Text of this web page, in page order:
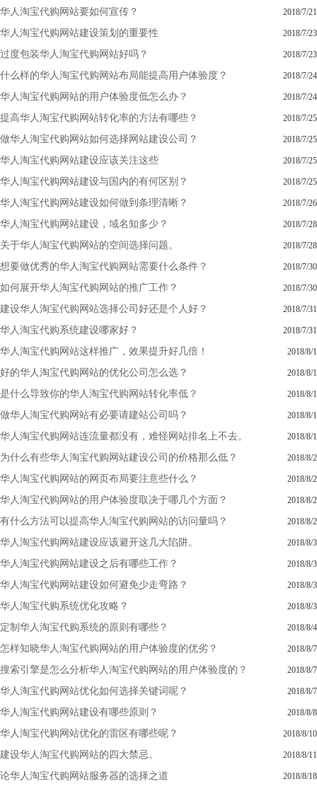
华人淘宝代购网站要如何宣传？ 2018/7/21
华人淘宝代购网站建设策划的重要性 2018/7/23
过度包装华人淘宝代购网站好吗？ 2018/7/23
什么样的华人淘宝代购网站布局能提高用户体验度？ 2018/7/24
华人淘宝代购网站的用户体验度低怎么办？ 2018/7/24
提高华人淘宝代购网站转化率的方法有哪些？ 2018/7/25
做华人淘宝代购网站如何选择网站建设公司？ 2018/7/25
华人淘宝代购网站建设应该关注这些 2018/7/25
华人淘宝代购网站建设与国内的有何区别？ 2018/7/25
华人淘宝代购网站建设如何做到条理清晰？ 2018/7/26
华人淘宝代购网站建设，域名知多少？ 2018/7/28
关于华人淘宝代购网站的空间选择问题。 2018/7/28
想要做优秀的华人淘宝代购网站需要什么条件？ 2018/7/30
如何展开华人淘宝代购网站的推广工作？ 2018/7/30
建设华人淘宝代购网站选择公司好还是个人好？ 2018/7/31
华人淘宝代购系统建设哪家好？ 2018/7/31
华人淘宝代购网站这样推广，效果提升好几倍！ 2018/8/1
好的华人淘宝代购网站的优化公司怎么选？ 2018/8/1
是什么导致你的华人淘宝代购网站转化率低？ 2018/8/1
做华人淘宝代购网站有必要请建站公司吗？ 2018/8/1
华人淘宝代购网站连流量都没有，难怪网站排名上不去。 2018/8/1
为什么有些华人淘宝代购网站建设公司的价格那么低？ 2018/8/2
华人淘宝代购网站的网页布局要注意些什么？ 2018/8/2
华人淘宝代购网站的用户体验度取决于哪几个方面？ 2018/8/2
有什么方法可以提高华人淘宝代购网站的访问量吗？ 2018/8/2
华人淘宝代购网站建设应该避开这几大陷阱。 2018/8/3
华人淘宝代购网站建设之后有哪些工作？ 2018/8/3
华人淘宝代购网站建设如何避免少走弯路？ 2018/8/3
华人淘宝代购系统优化攻略？ 2018/8/3
定制华人淘宝代购系统的原则有哪些？ 2018/8/4
怎样知晓华人淘宝代购网站的用户体验度的优劣？ 2018/8/7
搜索引擎是怎么分析华人淘宝代购网站的用户体验度的？ 2018/8/7
华人淘宝代购网站优化如何选择关键词呢？ 2018/8/7
华人淘宝代购网站建设有哪些原则？ 2018/8/8
华人淘宝代购网站优化的雷区有哪些呢？ 2018/8/10
建设华人淘宝代购网站的四大禁忌。 2018/8/11
论华人淘宝代购网站服务器的选择之道 2018/8/18